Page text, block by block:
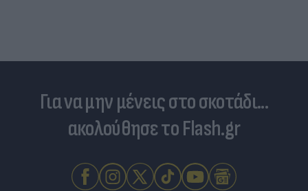
Για να μην μένεις στο σκοτάδι...
ακολούθησε το Flash.gr